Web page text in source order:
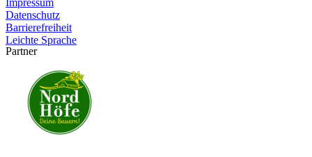
Datenschutz
Barrierefreiheit
Leichte Sprache
Partner